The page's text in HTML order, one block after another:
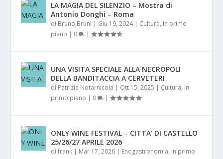
LA MAGIA DEL SILENZIO – Mostra di
Antonio Donghi – Roma
di Bruno Bruni | Giu 19, 2024| Cultura, In primo
piano | 0 |
UNA VISITA SPECIALE ALLA NECROPOLI
DELLA BANDITACCIA A CERVETERI
di Patrizia Notarnicola | Ott 15, 2025 | Cultura, In
primo piano | 0 |
ONLY WINE FESTIVAL – CITTA’ DI CASTELLO
25/26/27 APRILE 2026
difrank | Mar 17, 2026 | Enogastronomia, In primo